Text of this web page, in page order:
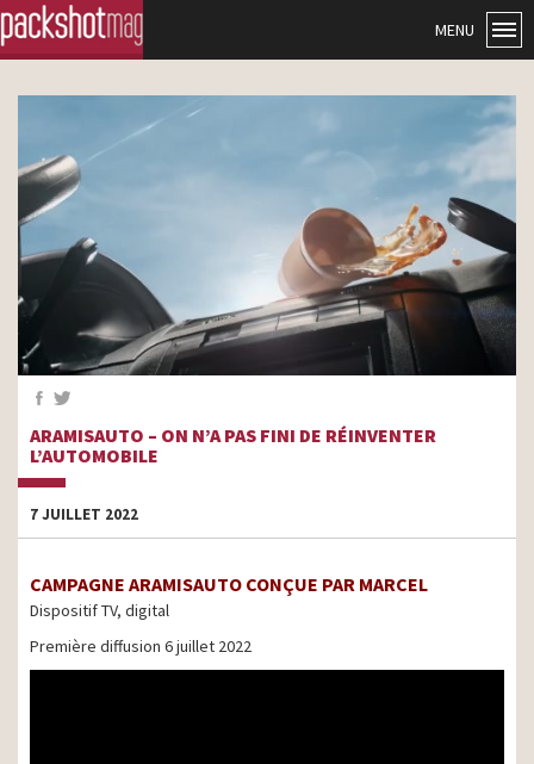
MENU
ARAMISAUTO – ON N’A PAS FINI DE RÉINVENTER
L’AUTOMOBILE
7 JUILLET 2022
CAMPAGNE ARAMISAUTO CONÇUE PAR MARCEL
Dispositif TV, digital
Première diffusion 6 juillet 2022